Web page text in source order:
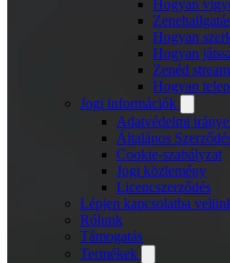
Hogyan
Hogyan
Hogyan
Zenéd
Hogyan
Jogi információk
Adatvédelmi
Általános
Cookie-szabályzat
Jogi közlemény
Licencszerződés
Lépjen kapcsolatba
Rólunk
Támogatás
Termékek